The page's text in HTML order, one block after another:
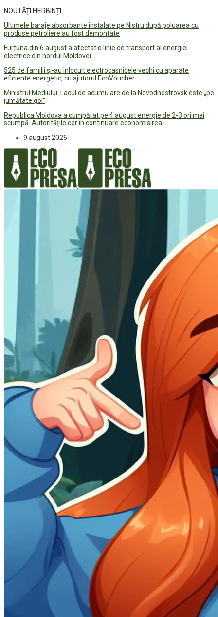
NOUTĂȚI FIERBINȚI
Ultimele baraje absorbante instalate pe Nistru după poluarea cu
produse petroliere au fost demontate
Furtuna din 6 august a afectat o linie de transport al energiei
electrice din nordul Moldovei
525 de familii și-au înlocuit electrocasnicele vechi cu aparate
eficiente energetic, cu ajutorul EcoVoucher
Ministrul Mediului: Lacul de acumulare de la Novodnestrovsk este „pe
jumătate gol”
Republica Moldova a cumpărat pe 4 august energie de 2-3 ori mai
scumpă. Autoritățile cer în continuare economisirea
9 august 2026